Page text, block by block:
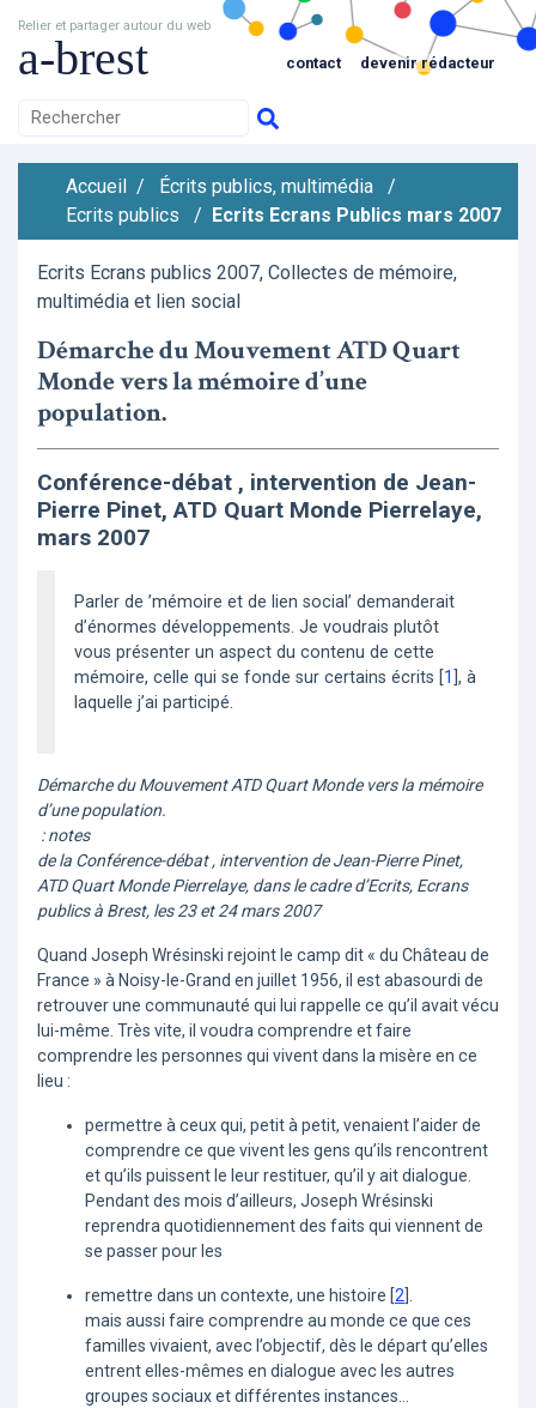
Relier et partager autour du web
a-brest contact devenir rédacteur
Accueil / Écrits publics, multimédia
/
Ecrits publics
/ Ecrits Ecrans Publics mars 2007
Ecrits Ecrans publics 2007, Collectes de mémoire,
multimédia et lien social
Démarche du Mouvement ATD Quart
Monde vers la mémoire d’une
population.
Conférence-débat , intervention de Jean-
Pierre Pinet, ATD Quart Monde Pierrelaye,
mars 2007
Parler de ’mémoire et de lien social’ demanderait
d’énormes développements. Je voudrais plutôt
vous présenter un aspect du contenu de cette
mémoire, celle qui se fonde sur certains écrits [1 , à
laquelle j’ai participé.
Démarche du Mouvement ATD Quart Monde vers la mémoire
d’une population.
: notes
de la Conférence-débat , intervention de Jean-Pierre Pinet,
ATD Quart Monde Pierrelaye, dans le cadre d’Ecrits, Ecrans
publics à Brest, les 23 et 24 mars 2007
Quand Joseph Wrésinski rejoint le camp dit « du Château de
France » à Noisy-le-Grand en juillet 1956, il est abasourdi de
retrouver une communauté qui lui rappelle ce qu’il avait vécu
lui-même. Très vite, il voudra comprendre et faire
comprendre les personnes qui vivent dans la misère en ce
lieu :
permettre à ceux qui, petit à petit, venaient l’aider de
comprendre ce que vivent les gens qu’ils rencontrent
et qu’ils puissent le leur restituer, qu’il y ait dialogue.
Pendant des mois d’ailleurs, Joseph Wrésinski
reprendra quotidiennement des faits qui viennent de
se passer pour les
remettre dans un contexte, une histoire [2 .
mais aussi faire comprendre au monde ce que ces
familles vivaient, avec l’objectif, dès le départ qu’elles
entrent elles-mêmes en dialogue avec les autres
groupes sociaux et différentes instances...